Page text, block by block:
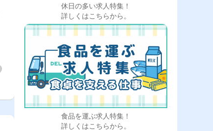
休日の多い求人特集！
詳しくはこちらから。
食品を運ぶ求人特集！
詳しくはこちらから。